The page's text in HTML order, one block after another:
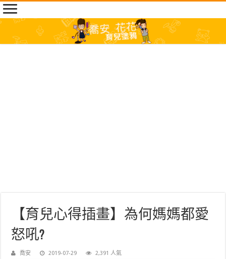
【育兒心得插畫】為何媽媽都愛
怒吼?
喬安 2019-07-29 2,391 人氣